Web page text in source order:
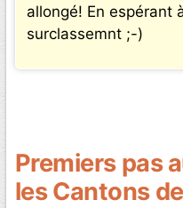
allongé! En espérant
surclassemnt ;-)
Premiers pas
les Cantons de